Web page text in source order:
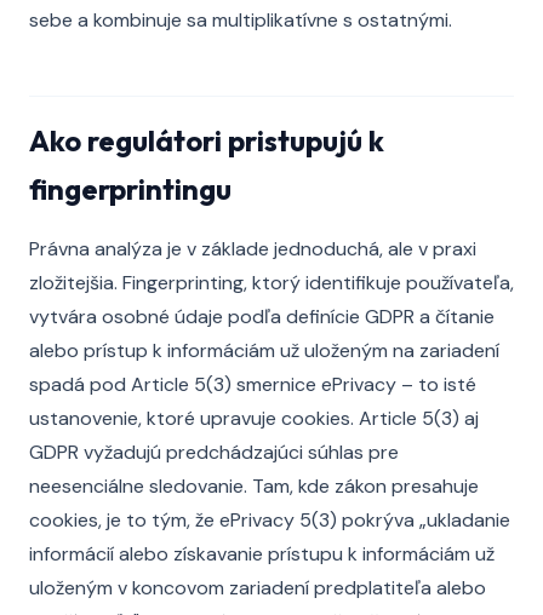
sebe a kombinuje sa multiplikatívne s ostatnými.
Ako regulátori pristupujú k
fingerprintingu
Právna analýza je v základe jednoduchá, ale v praxi
zložitejšia. Fingerprinting, ktorý identifikuje používateľa,
vytvára osobné údaje podľa definície GDPR a čítanie
alebo prístup k informáciám už uloženým na zariadení
spadá pod Article 5(3) smernice ePrivacy – to isté
ustanovenie, ktoré upravuje cookies. Article 5(3) aj
GDPR vyžadujú predchádzajúci súhlas pre
neesenciálne sledovanie. Tam, kde zákon presahuje
cookies, je to tým, že ePrivacy 5(3) pokrýva „ukladanie
informácií alebo získavanie prístupu k informáciám už
uloženým v koncovom zariadení predplatiteľa alebo